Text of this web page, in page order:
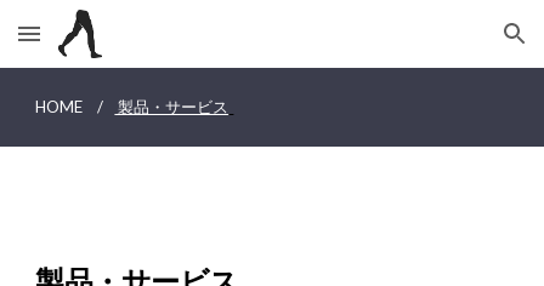
Skip to main content Skip to navigation
HOME / 製品・サービス